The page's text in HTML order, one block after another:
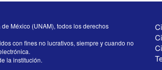
México (UNAM), todos los derechos
con fines no lucrativos, siempre y cuando no
la institución.